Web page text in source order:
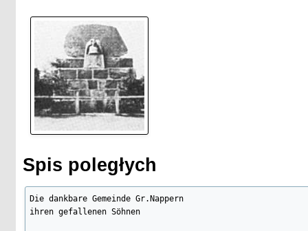
Spis poległych
Die dankbare Gemeinde Gr.Nappern
ihren gefallenen Söhnen